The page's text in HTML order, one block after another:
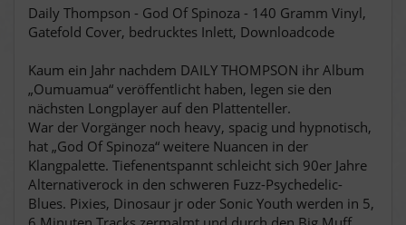
Daily Thompson - God Of Spinoza - 140 Gramm Vinyl,
Gatefold Cover, bedrucktes Inlett, Downloadcode
Kaum ein Jahr nachdem DAILY THOMPSON ihr Album
„Oumuamua“ veröffentlicht haben, legen sie den
nächsten Longplayer auf den Plattenteller.
War der Vorgänger noch heavy, spacig und hypnotisch,
hat „God Of Spinoza“ weitere Nuancen in der
Klangpalette. Tiefenentspannt schleicht sich 90er Jahre
Alternativerock in den schweren Fuzz-Psychedelic-
Blues. Pixies, Dinosaur jr oder Sonic Youth werden in 5,